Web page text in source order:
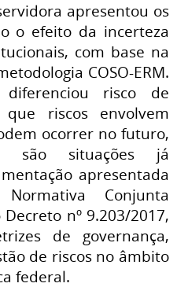
apresentou os
o efeito da incerteza
com base na
COSO-ERM.
risco de
riscos envolvem
ocorrer no futuro,
são situações já
apresentada
Conjunta
nº 9.203/2017,
de governança,
de riscos no âmbito
federal.